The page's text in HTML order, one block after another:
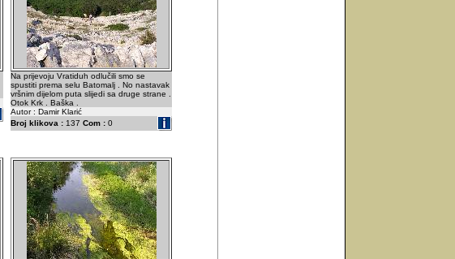
Na prijevoju Vratiduh odlučili smo se
spustiti prema selu Batomalj . No nastavak
vršnim dijelom puta slijedi sa druge strane .
Otok Krk . Baška .
Autor : Damir Klarić
Broj klikova : 137 Com : 0